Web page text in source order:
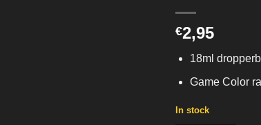
€2,95
18ml
Game Color
In stock